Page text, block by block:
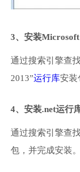
3、安装
通过搜索引擎查
2013”运行库安装
4、安装.net运行
通过搜索引擎查
包，并完成安装。